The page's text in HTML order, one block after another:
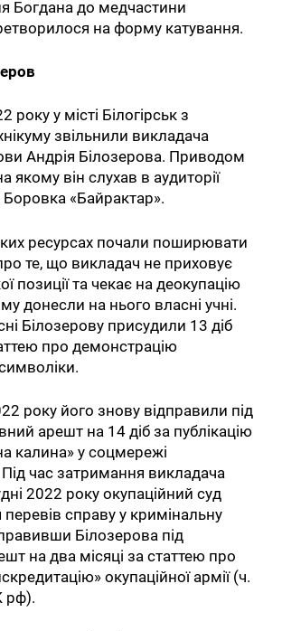
Богдана до медчастини
на форму катування.
року у місті Білогірськ з
звільнили викладача
Андрія Білозерова. Приводом
якому він слухав в аудиторії
«Байрактар».
ресурсах почали поширювати
те, що викладач не приховує
позиції та чекає на деокупацію
донесли на нього власні учні.
Білозерову присудили 13 діб
про демонстрацію
року його знову відправили під
арешт на 14 діб за публікацію
калина» у соцмережі
час затримання викладача
2022 року окупаційний суд
справу у кримінальну
Білозерова під
на два місяці за статтею про
окупаційної армії (ч.
рф).